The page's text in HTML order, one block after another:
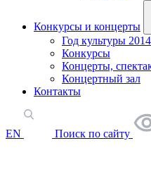
Конкурсы и концерты
Год культуры 2014
Конкурсы
Концерты,
Концертный зал
Контакты
EN Поиск по сайту